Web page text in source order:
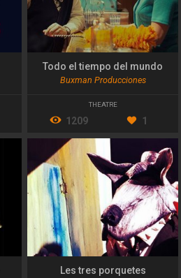
Todo el tiempo del mundo
Buxman Producciones
THEATRE
1209 1
Les tres porquetes